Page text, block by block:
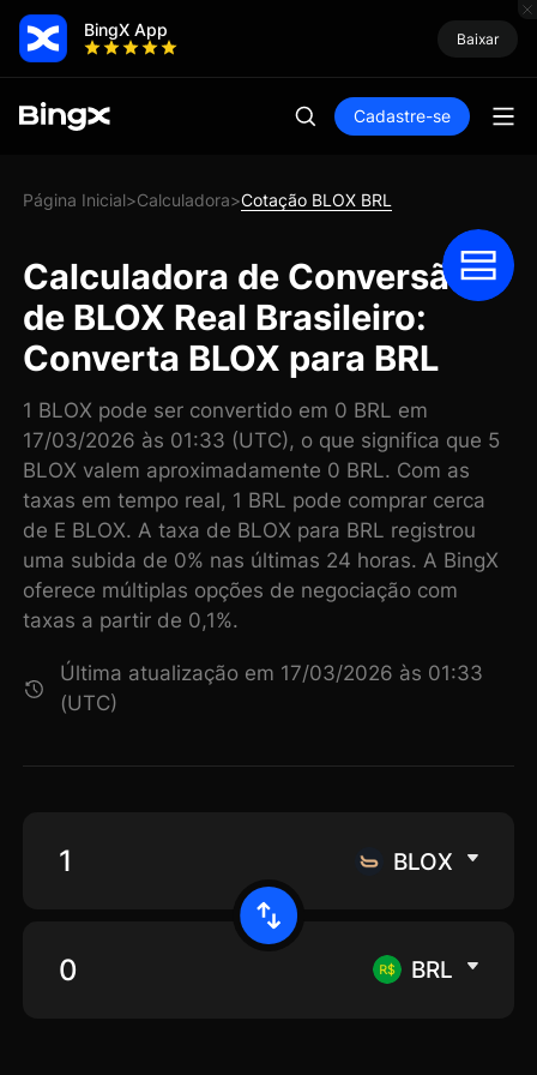
BingX App Baixar
Cadastre-se
Página Inicial>Calculadora>Cotação BLOX BRL
Calculadora de Conversão
de BLOX Real Brasileiro:
Converta BLOX para BRL
1 BLOX pode ser convertido em 0 BRL em
17/03/2026 às 01:33 (UTC), o que significa que 5
BLOX valem aproximadamente 0 BRL. Com as
taxas em tempo real, 1 BRL pode comprar cerca
de E BLOX. A taxa de BLOX para BRL registrou
uma subida de 0% nas últimas 24 horas. A BingX
oferece múltiplas opções de negociação com
taxas a partir de 0,1%.
Última atualização em 17/03/2026 às 01:33
(UTC)
BLOX
BRL